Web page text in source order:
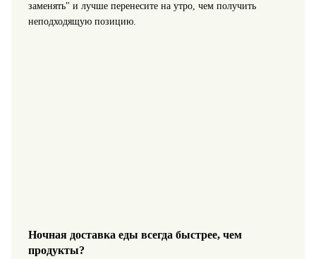
заменять" и лучше перенесите на утро, чем получить
неподходящую позицию.
Ночная доставка еды всегда быстрее, чем
продукты?